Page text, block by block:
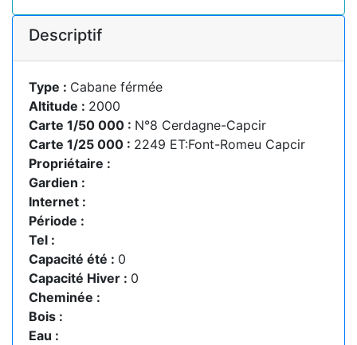
Descriptif
Type : Cabane férmée
Altitude : 2000
Carte 1/50 000 : N°8 Cerdagne-Capcir
Carte 1/25 000 : 2249 ET:Font-Romeu Capcir
Propriétaire :
Gardien :
Internet :
Période :
Tel :
Capacité été : 0
Capacité Hiver : 0
Cheminée :
Bois :
Eau :